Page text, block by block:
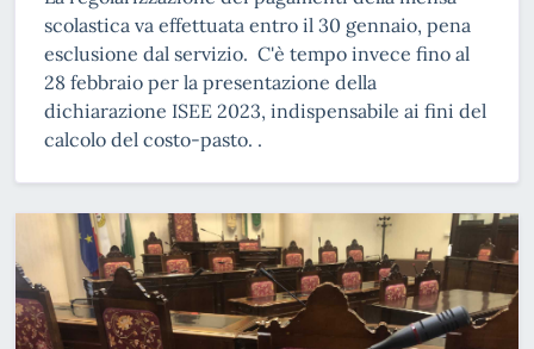
scolastica va effettuata entro il 30 gennaio, pena
esclusione dal servizio. C'è tempo invece fino al
28 febbraio per la presentazione della
dichiarazione ISEE 2023, indispensabile ai fini del
calcolo del costo-pasto. .